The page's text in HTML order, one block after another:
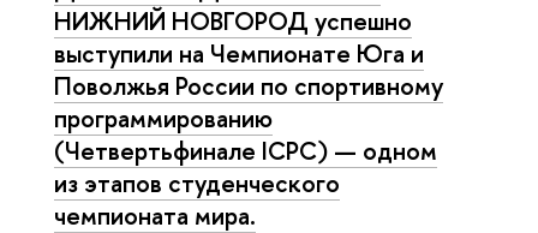
НИЖНИЙ НОВГОРОД успешно
выступили на Чемпионате Юга и
Поволжья России по спортивному
программированию
(Четвертьфинале ICPC) — одном
из этапов студенческого
чемпионата мира.